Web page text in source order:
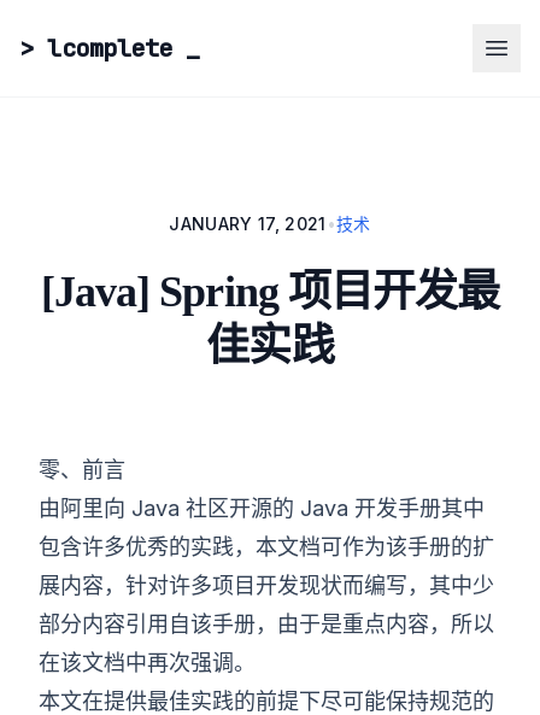
> lcomplete _
JANUARY 17, 2021 •技术
[Java] Spring 项目开发最
佳实践
零、前言
由阿里向 Java 社区开源的 Java 开发手册其中
包含许多优秀的实践，本文档可作为该手册的扩
展内容，针对许多项目开发现状而编写，其中少
部分内容引用自该手册，由于是重点内容，所以
在该文档中再次强调。
本文在提供最佳实践的前提下尽可能保持规范的